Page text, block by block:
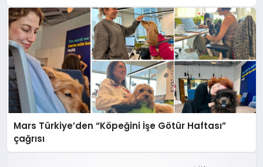
Mars Türkiye’den “Köpeğini İşe Götür Haftası”
çağrısı